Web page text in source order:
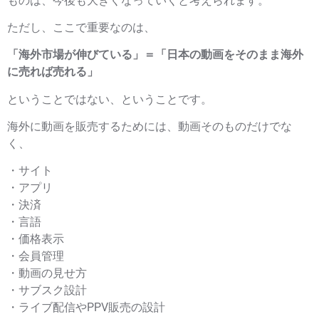
ただし、ここで重要なのは、
「海外市場が伸びている」＝「日本の動画をそのまま海外
に売れば売れる」
ということではない、ということです。
海外に動画を販売するためには、動画そのものだけでな
く、
・サイト
・アプリ
・決済
・言語
・価格表示
・会員管理
・動画の見せ方
・サブスク設計
・ライブ配信やPPV販売の設計